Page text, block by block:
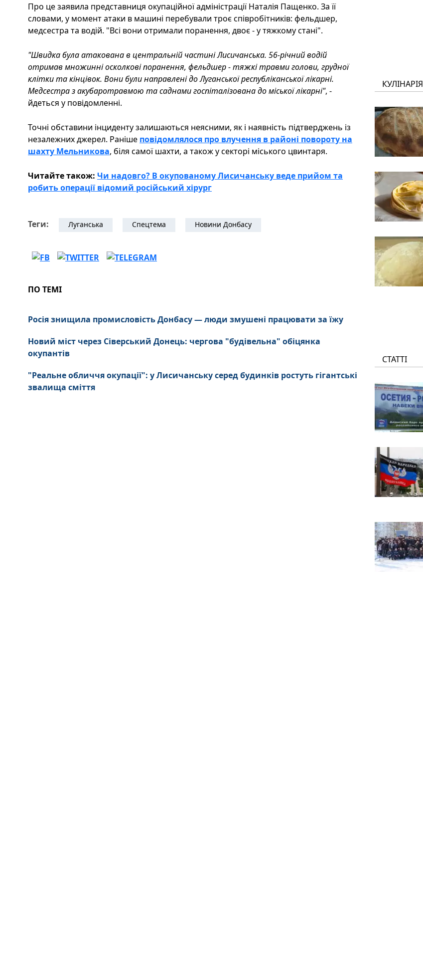
Про це заявила представниця окупаційної адміністрації Наталія Пащенко. За її
словами, у момент атаки в машині перебували троє співробітників: фельдшер,
медсестра та водій. "Всі вони отримали поранення, двоє - у тяжкому стані".
"Швидка була атакована в центральній частині Лисичанська. 56-річний водій
отримав множинні осколкові поранення, фельдшер - тяжкі травми голови, грудної
клітки та кінцівок. Вони були направлені до Луганської республіканської лікарні.
Медсестра з акубаротравмою та саднами госпіталізована до міської лікарні", -
йдеться у повідомленні.
Точні обставини інциденту залишаються неясними, як і наявність підтверджень із
незалежних джерел. Раніше повідомлялося про влучення в районі повороту на
шахту Мельникова, біля самої шахти, а також у секторі міського цвинтаря.
Читайте також: Чи надовго? В окупованому Лисичанську веде прийом та
робить операції відомий російський хірург
Теги: Луганська Спецтема Новини Донбасу
ПО ТЕМІ
Росія знищила промисловість Донбасу — люди змушені працювати за їжу
Новий міст через Сіверський Донець: чергова "будівельна" обіцянка
окупантів
"Реальне обличчя окупації": у Лисичанську серед будинків ростуть гігантські
звалища сміття
КУЛІНАРІЯ
СТАТТІ